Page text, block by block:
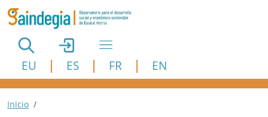
Pasar al contenido principal
EU ES FR EN
Ruta de navegación
Inicio